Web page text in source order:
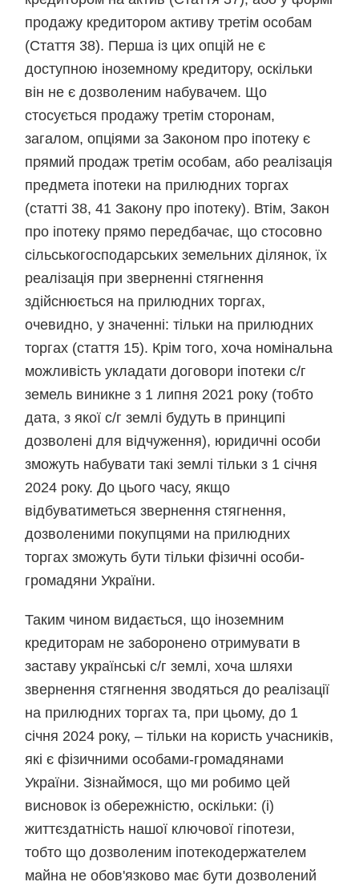
продажу кредитором активу третім особам
(Стаття 38). Перша із цих опцій не є
доступною іноземному кредитору, оскільки
він не є дозволеним набувачем. Що
стосується продажу третім сторонам,
загалом, опціями за Законом про іпотеку є
прямий продаж третім особам, або реалізація
предмета іпотеки на прилюдних торгах
(статті 38, 41 Закону про іпотеку). Втім, Закон
про іпотеку прямо передбачає, що стосовно
сільськогосподарських земельних ділянок, їх
реалізація при зверненні стягнення
здійснюється на прилюдних торгах,
очевидно, у значенні: тільки на прилюдних
торгах (стаття 15). Крім того, хоча номінальна
можливість укладати договори іпотеки с/г
земель виникне з 1 липня 2021 року (тобто
дата, з якої с/г землі будуть в принципі
дозволені для відчуження), юридичні особи
зможуть набувати такі землі тільки з 1 січня
2024 року. До цього часу, якщо
відбуватиметься звернення стягнення,
дозволеними покупцями на прилюдних
торгах зможуть бути тільки фізичні особи-
громадяни України.
Таким чином видається, що іноземним
кредиторам не заборонено отримувати в
заставу українські с/г землі, хоча шляхи
звернення стягнення зводяться до реалізації
на прилюдних торгах та, при цьому, до 1
січня 2024 року, – тільки на користь учасників,
які є фізичними особами-громадянами
України. Зізнаймося, що ми робимо цей
висновок із обережністю, оскільки: (і)
життєздатність нашої ключової гіпотези,
тобто що дозволеним іпотекодержателем
майна не обов'язково має бути дозволений